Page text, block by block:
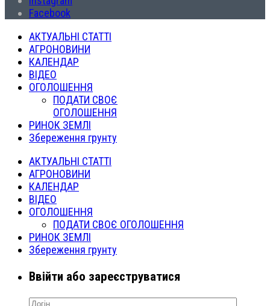
Facebook
АКТУАЛЬНІ СТАТТІ
АГРОНОВИНИ
КАЛЕНДАР
ВІДЕО
ОГОЛОШЕННЯ
ПОДАТИ СВОЄ
ОГОЛОШЕННЯ
РИНОК ЗЕМЛІ
Збереження грунту
АКТУАЛЬНІ СТАТТІ
АГРОНОВИНИ
КАЛЕНДАР
ВІДЕО
ОГОЛОШЕННЯ
ПОДАТИ СВОЄ ОГОЛОШЕННЯ
РИНОК ЗЕМЛІ
Збереження грунту
Ввійти або зареєструватися